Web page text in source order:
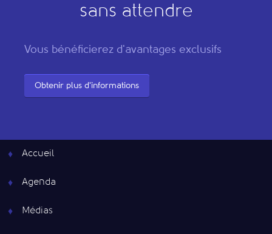
sans attendre
Vous bénéficierez d'avantages exclusifs
Obtenir plus d'informations
Accueil
Agenda
Médias